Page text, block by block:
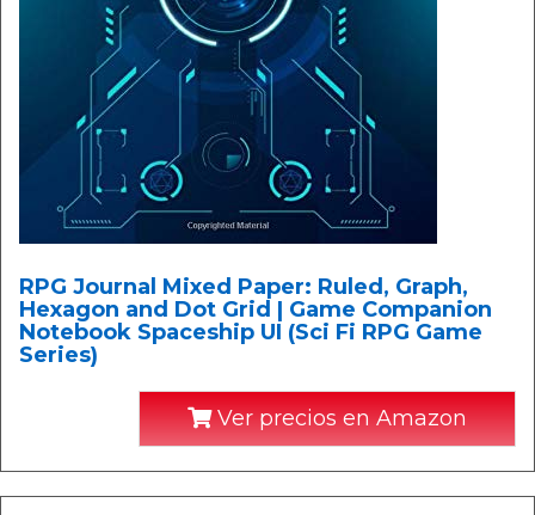
RPG Journal Mixed Paper: Ruled, Graph,
Hexagon and Dot Grid | Game Companion
Notebook Spaceship UI (Sci Fi RPG Game
Series)
Ver precios en Amazon